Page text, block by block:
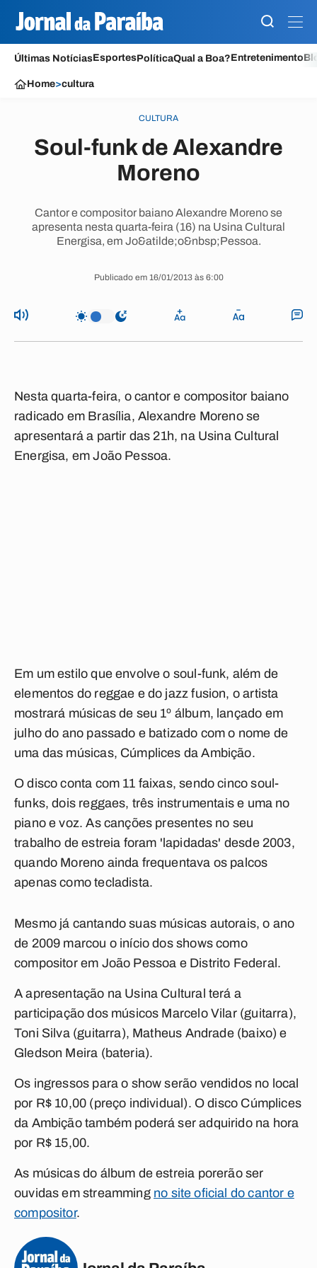
Últimas NotíciasEsportesPolíticaQual a Boa?Entretenimento
Home>cultura
CULTURA
Soul-funk de Alexandre
Moreno
Cantor e compositor baiano Alexandre Moreno se
apresenta nesta quarta-feira (16) na Usina Cultural
Energisa, em Jo&atilde;o&nbsp;Pessoa.
Publicado em 16/01/2013 às 6:00
Nesta quarta-feira, o cantor e compositor baiano
radicado em Brasília, Alexandre Moreno se
apresentará a partir das 21h, na Usina Cultural
Energisa, em João Pessoa.
Em um estilo que envolve o soul-funk, além de
elementos do reggae e do jazz fusion, o artista
mostrará músicas de seu 1º álbum, lançado em
julho do ano passado e batizado com o nome de
uma das músicas, Cúmplices da Ambição.
O disco conta com 11 faixas, sendo cinco soul-
funks, dois reggaes, três instrumentais e uma no
piano e voz. As canções presentes no seu
trabalho de estreia foram 'lapidadas' desde 2003,
quando Moreno ainda frequentava os palcos
apenas como tecladista.
Mesmo já cantando suas músicas autorais, o ano
de 2009 marcou o início dos shows como
compositor em João Pessoa e Distrito Federal.
A apresentação na Usina Cultural terá a
participação dos músicos Marcelo Vilar (guitarra),
Toni Silva (guitarra), Matheus Andrade (baixo) e
Gledson Meira (bateria).
Os ingressos para o show serão vendidos no local
por R$ 10,00 (preço individual). O disco Cúmplices
da Ambição também poderá ser adquirido na hora
por R$ 15,00.
As músicas do álbum de estreia porerão ser
ouvidas em streamming no site oficial do cantor e
compositor.